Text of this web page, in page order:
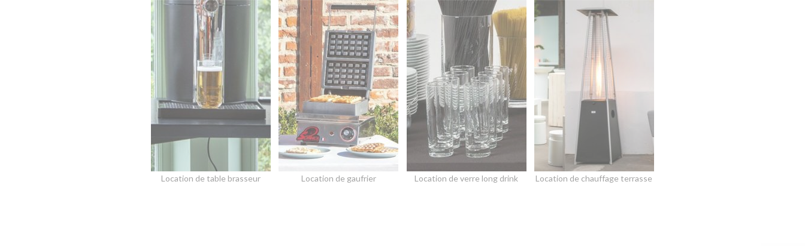
Location de table brasseur Location de gaufrier Location de verre long drink Location de chauffage terrasse